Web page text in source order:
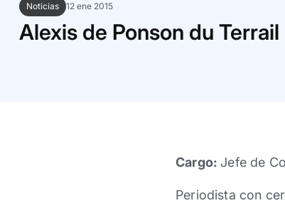
Noticias 12 ene 2015
Alexis de Ponson du Terrail
Cargo:Jefe de
Periodista con